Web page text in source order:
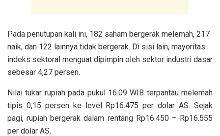
Pada penutupan kali ini, 182 saham bergerak melemah, 217
naik, dan 122 lainnya tidak bergerak. Di sisi lain, mayoritas
indeks sektoral menguat dipimpin oleh sektor industri dasar
sebesar 4,27 persen.
Nilai tukar rupiah pada pukul 16.09 WIB terpantau melemah
tipis 0,15 persen ke level Rp16.475 per dolar AS. Sejak
pagi, rupiah bergerak dalam rentang Rp16.450 – Rp16.555
per dolar AS.